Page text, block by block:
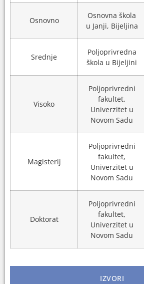
Osnovno
Osnovna škola
u Janji, Bijeljina
Srednje
Poljoprivredna
škola u Bijeljini
Visoko
Poljoprivredni
fakultet,
Univerzitet u
Novom Sadu
Magisterij
Poljoprivredni
fakultet,
Univerzitet u
Novom Sadu
Doktorat
Poljoprivredni
fakultet,
Univerzitet u
Novom Sadu
IZVORI